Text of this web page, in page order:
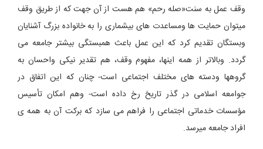
وقف عمل به سنت«صله رحم» هم هست از آن جهت که از طریق وقف
میتوان حمایت ها ومساعدت های بیشماری را به خانواده بزرگ آشنایان
وبستگان تقدیم کرد که این عمل باعث همبستگی بیشتر جامعه می
گردد. وبالاتر از همه اینها، مفهوم وقف، هم تقدیر نیکی واحسان به
گروهها ودسته های مختلف اجتماعی است- چنان که این اتفاق در
جوامعه اسلامی در گذر تاریخ رخ داده است- وهم امکان تأسیس
مؤسسات خدماتی اجتماعی را فراهم می سازد که برکت آن به همه ی
افراد جامعه میرسد.